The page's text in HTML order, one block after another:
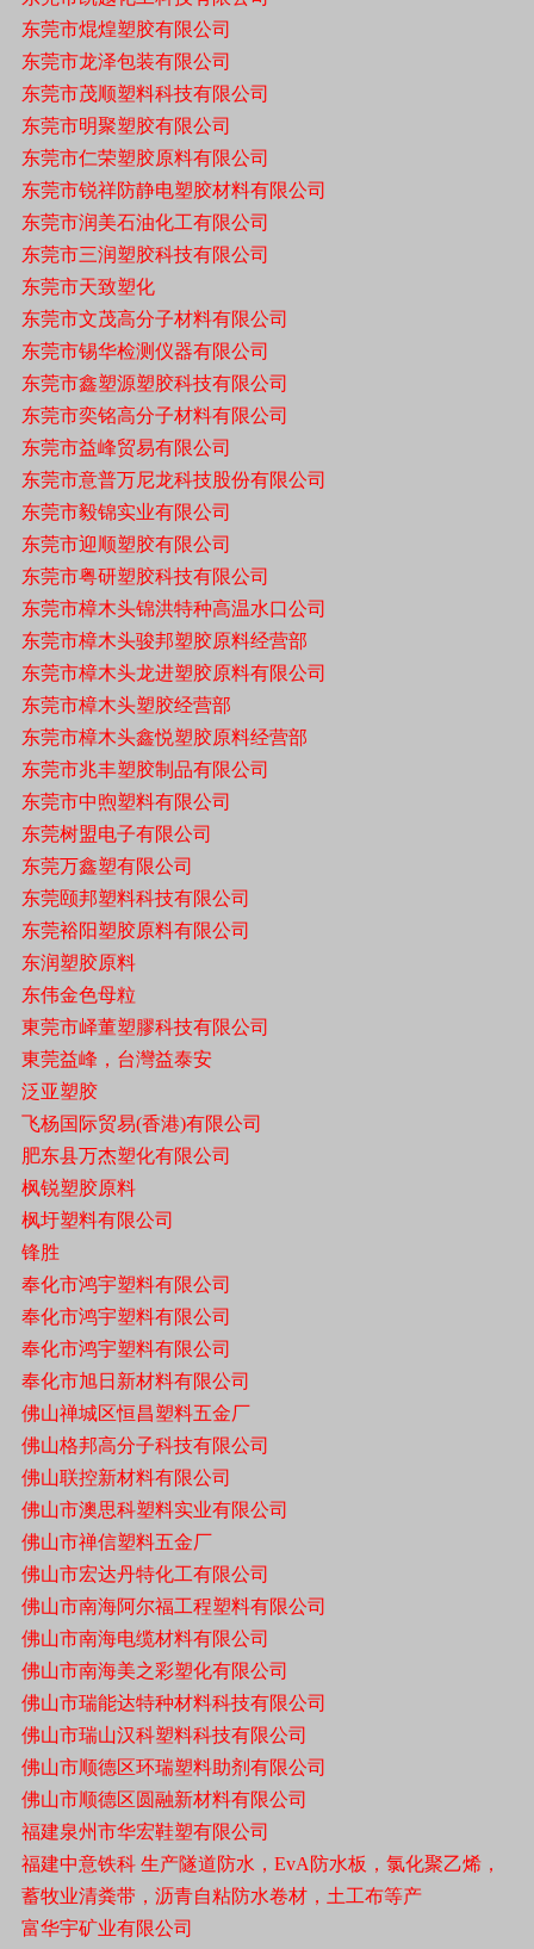
东莞市焜煌塑胶有限公司
东莞市龙泽包装有限公司
东莞市茂顺塑料科技有限公司
东莞市明聚塑胶有限公司
东莞市仁荣塑胶原料有限公司
东莞市锐祥防静电塑胶材料有限公司
东莞市润美石油化工有限公司
东莞市三润塑胶科技有限公司
东莞市天致塑化
东莞市文茂高分子材料有限公司
东莞市锡华检测仪器有限公司
东莞市鑫塑源塑胶科技有限公司
东莞市奕铭高分子材料有限公司
东莞市益峰贸易有限公司
东莞市意普万尼龙科技股份有限公司
东莞市毅锦实业有限公司
东莞市迎顺塑胶有限公司
东莞市粤研塑胶科技有限公司
东莞市樟木头锦洪特种高温水口公司
东莞市樟木头骏邦塑胶原料经营部
东莞市樟木头龙进塑胶原料有限公司
东莞市樟木头塑胶经营部
东莞市樟木头鑫悦塑胶原料经营部
东莞市兆丰塑胶制品有限公司
东莞市中煦塑料有限公司
东莞树盟电子有限公司
东莞万鑫塑有限公司
东莞颐邦塑料科技有限公司
东莞裕阳塑胶原料有限公司
东润塑胶原料
东伟金色母粒
東莞市峄董塑膠科技有限公司
東莞益峰，台灣益泰安
泛亚塑胶
飞杨国际贸易(香港)有限公司
肥东县万杰塑化有限公司
枫锐塑胶原料
枫圩塑料有限公司
锋胜
奉化市鸿宇塑料有限公司
奉化市鸿宇塑料有限公司
奉化市鸿宇塑料有限公司
奉化市旭日新材料有限公司
佛山禅城区恒昌塑料五金厂
佛山格邦高分子科技有限公司
佛山联控新材料有限公司
佛山市澳思科塑料实业有限公司
佛山市禅信塑料五金厂
佛山市宏达丹特化工有限公司
佛山市南海阿尔福工程塑料有限公司
佛山市南海电缆材料有限公司
佛山市南海美之彩塑化有限公司
佛山市瑞能达特种材料科技有限公司
佛山市瑞山汉科塑料科技有限公司
佛山市顺德区环瑞塑料助剂有限公司
佛山市顺德区圆融新材料有限公司
福建泉州市华宏鞋塑有限公司
福建中意铁科 生产隧道防水，EvA防水板，氯化聚乙烯，
蓄牧业清粪带，沥青自粘防水卷材，土工布等产
富华宇矿业有限公司